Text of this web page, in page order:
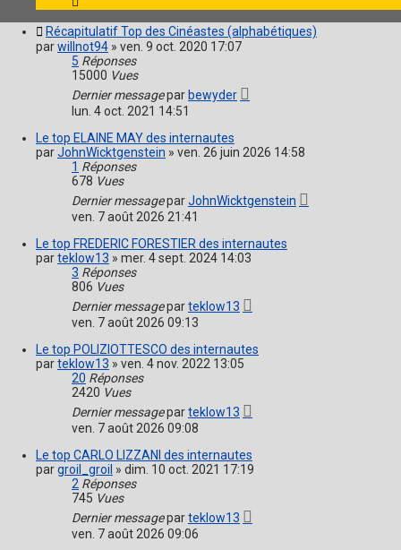
Récapitulatif Top des Cinéastes (alphabétiques)
parwillnot94 » ven. 9 oct. 2020 17:07
5 Réponses
15000 Vues
Dernier messagepar bewyder
lun. 4 oct. 2021 14:51
Le top ELAINE MAY des internautes
parJohnWicktgenstein » ven. 26 juin 2026 14:58
1 Réponses
678 Vues
Dernier messageparJohnWicktgenstein
ven. 7 août 2026 21:41
Le top FREDERIC FORESTIER des internautes
parteklow13 » mer. 4 sept. 2024 14:03
3 Réponses
806 Vues
Dernier messageparteklow13
ven. 7 août 2026 09:13
Le top POLIZIOTTESCO des internautes
parteklow13 » ven. 4 nov. 2022 13:05
20 Réponses
2420 Vues
Dernier messageparteklow13
ven. 7 août 2026 09:08
Le top CARLO LIZZANI des internautes
pargroil_groil » dim. 10 oct. 2021 17:19
2 Réponses
745 Vues
Dernier messageparteklow13
ven. 7 août 2026 09:06